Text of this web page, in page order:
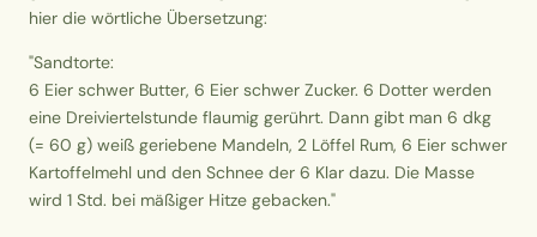
hier die wörtliche Übersetzung:
"Sandtorte:
6 Eier schwer Butter, 6 Eier schwer Zucker. 6 Dotter werden
eine Dreiviertelstunde flaumig gerührt. Dann gibt man 6 dkg
(= 60 g) weiß geriebene Mandeln, 2 Löffel Rum, 6 Eier schwer
Kartoffelmehl und den Schnee der 6 Klar dazu. Die Masse
wird 1 Std. bei mäßiger Hitze gebacken."